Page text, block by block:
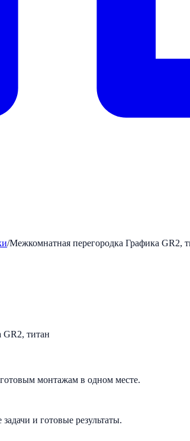
/Межкомнатная перегородка Графика GR2,
монтажам в одном месте.
и готовые результаты.